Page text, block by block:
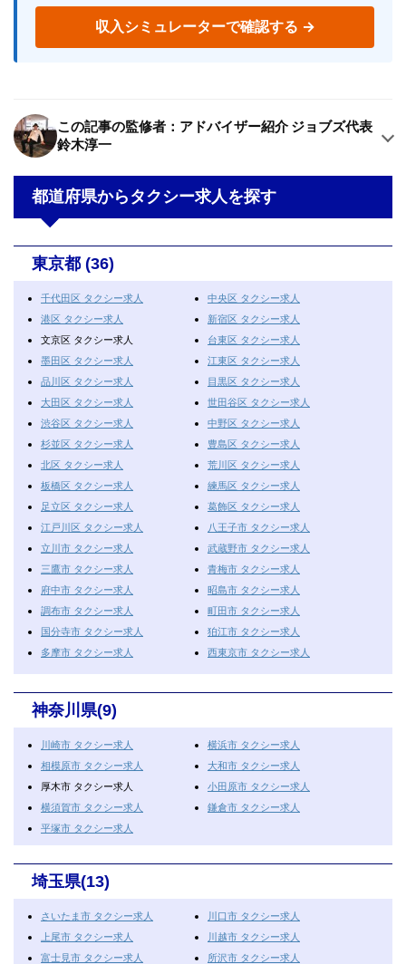
収入シミュレーターで確認する →
この記事の監修者：アドバイザー紹介 ジョブズ代表
鈴木淳一
都道府県からタクシー求人を探す
東京都 (36)
千代田区 タクシー求人
中央区 タクシー求人
港区 タクシー求人
新宿区 タクシー求人
文京区 タクシー求人
台東区 タクシー求人
墨田区 タクシー求人
江東区 タクシー求人
品川区 タクシー求人
目黒区 タクシー求人
大田区 タクシー求人
世田谷区 タクシー求人
渋谷区 タクシー求人
中野区 タクシー求人
杉並区 タクシー求人
豊島区 タクシー求人
北区 タクシー求人
荒川区 タクシー求人
板橋区 タクシー求人
練馬区 タクシー求人
足立区 タクシー求人
葛飾区 タクシー求人
江戸川区 タクシー求人
八王子市 タクシー求人
立川市 タクシー求人
武蔵野市 タクシー求人
三鷹市 タクシー求人
青梅市 タクシー求人
府中市 タクシー求人
昭島市 タクシー求人
調布市 タクシー求人
町田市 タクシー求人
国分寺市 タクシー求人
狛江市 タクシー求人
多摩市 タクシー求人
西東京市 タクシー求人
神奈川県(9)
川崎市 タクシー求人
横浜市 タクシー求人
相模原市 タクシー求人
大和市 タクシー求人
厚木市 タクシー求人
小田原市 タクシー求人
横須賀市 タクシー求人
鎌倉市 タクシー求人
平塚市 タクシー求人
埼玉県(13)
さいたま市 タクシー求人
川口市 タクシー求人
上尾市 タクシー求人
川越市 タクシー求人
富士見市 タクシー求人
所沢市 タクシー求人